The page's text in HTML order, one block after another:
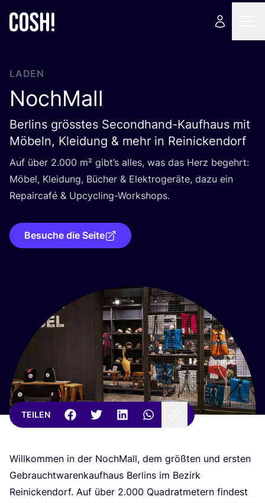
LADEN
NochMall
Berlins grösstes Secondhand-Kaufhaus mit
Möbeln, Kleidung & mehr in Reinickendorf
Auf über 2.000 m² gib­t’s alles, was das Herz begehrt:
Möbel, Klei­dung, Bücher & Elek­tro­ge­rä­te, dazu ein
Repair­ca­fé & Upcycling-Workshops.
Besuche die Seite
TEILEN
Will­kom­men in der Noch­Mall, dem größ­ten und ers­ten
Gebraucht­wa­ren­kauf­haus Ber­lins im Bezirk
Rei­ni­cken­dorf. Auf über 2.000 Qua­drat­me­tern fin­dest